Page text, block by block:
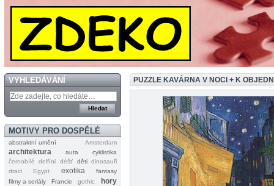
VYHLEDÁVÁNÍ
MOTIVY PRO DOSPĚLÉ
abstraktní umění Amsterdam
architektura auta
cyklistika
černobílé
delfíni déšť děti dinosauři
draci
Egypt exotika
fantasy
filmy a seriály
Francie gothic hory
PUZZLE KAVÁRNA V NOCI + K